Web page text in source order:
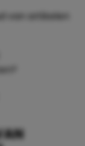
van artikelen